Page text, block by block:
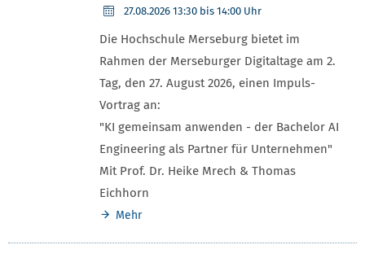
27.08.2026 13:30 bis 14:00 Uhr
Die Hochschule Merseburg bietet im
Rahmen der Merseburger Digitaltage am 2.
Tag, den 27. August 2026, einen Impuls-
Vortrag an:
"KI gemeinsam anwenden - der Bachelor AI
Engineering als Partner für Unternehmen"
Mit Prof. Dr. Heike Mrech & Thomas
Eichhorn
Mehr